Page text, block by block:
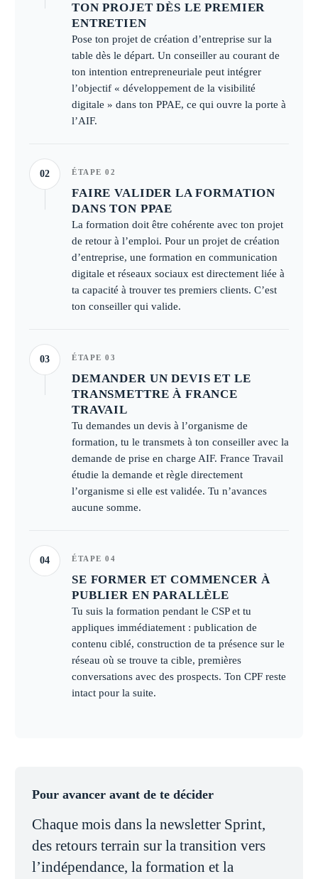
TON PROJET DÈS LE PREMIER
ENTRETIEN
Pose ton projet de création d’entreprise sur la
table dès le départ. Un conseiller au courant de
ton intention entrepreneuriale peut intégrer
l’objectif « développement de la visibilité
digitale » dans ton PPAE, ce qui ouvre la porte à
l’AIF.
02 ÉTAPE 02
FAIRE VALIDER LA FORMATION
DANS TON PPAE
La formation doit être cohérente avec ton projet
de retour à l’emploi. Pour un projet de création
d’entreprise, une formation en communication
digitale et réseaux sociaux est directement liée à
ta capacité à trouver tes premiers clients. C’est
ton conseiller qui valide.
03 ÉTAPE 03
DEMANDER UN DEVIS ET LE
TRANSMETTRE À FRANCE
TRAVAIL
Tu demandes un devis à l’organisme de
formation, tu le transmets à ton conseiller avec la
demande de prise en charge AIF. France Travail
étudie la demande et règle directement
l’organisme si elle est validée. Tu n’avances
aucune somme.
04 ÉTAPE 04
SE FORMER ET COMMENCER À
PUBLIER EN PARALLÈLE
Tu suis la formation pendant le CSP et tu
appliques immédiatement : publication de
contenu ciblé, construction de ta présence sur le
réseau où se trouve ta cible, premières
conversations avec des prospects. Ton CPF reste
intact pour la suite.
Pour avancer avant de te décider
Chaque mois dans la newsletter Sprint,
des retours terrain sur la transition vers
l’indépendance, la formation et la